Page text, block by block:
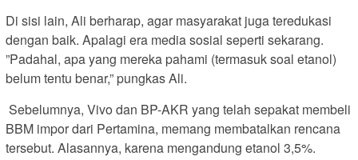
Di sisi lain, Ali berharap, agar masyarakat juga teredukasi
dengan baik. Apalagi era media sosial seperti sekarang.
”Padahal, apa yang mereka pahami (termasuk soal etanol)
belum tentu benar,” pungkas Ali.
Sebelumnya, Vivo dan BP-AKR yang telah sepakat membeli
BBM impor dari Pertamina, memang membatalkan rencana
tersebut. Alasannya, karena mengandung etanol 3,5%.